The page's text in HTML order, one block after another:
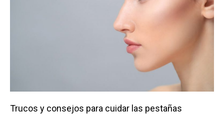
Trucos y consejos para cuidar las pestañas